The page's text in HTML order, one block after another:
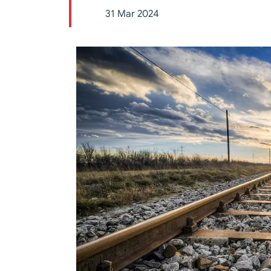
31 Mar 2024